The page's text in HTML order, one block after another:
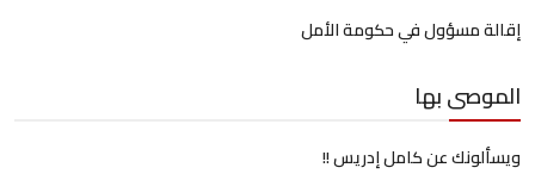
إقالة مسؤول في حكومة الأمل
الموصى بها
ويسألونك عن كامل إدريس !!